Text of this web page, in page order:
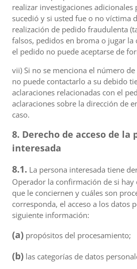
realizar investigaciones
sucedió y si usted fue o no víctima
realización de pedido fraudulenta
falsos, pedidos en broma o jugar
el pedido no puede aceptarse de
vii) Si no se menciona el número
no puede contactarlo a su debido
aclaraciones relacionadas con el
aclaraciones sobre la dirección de
caso.
8. Derecho de acceso de la
interesada
8.1. La persona interesada tiene
Operador la confirmación de si hay
que le conciernen y cuáles son
corresponda, el acceso a los datos
siguiente información:
(a) propósitos del procesamiento;
(b) las categorías de datos